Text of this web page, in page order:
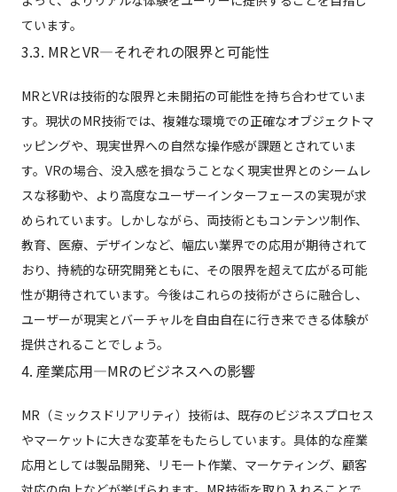
ています。
3.3. MRとVR—それぞれの限界と可能性
MRとVRは技術的な限界と未開拓の可能性を持ち合わせていま
す。現状のMR技術では、複雑な環境での正確なオブジェクトマ
ッピングや、現実世界への自然な操作感が課題とされていま
す。VRの場合、没入感を損なうことなく現実世界とのシームレ
スな移動や、より高度なユーザーインターフェースの実現が求
められています。しかしながら、両技術ともコンテンツ制作、
教育、医療、デザインなど、幅広い業界での応用が期待されて
おり、持続的な研究開発ともに、その限界を超えて広がる可能
性が期待されています。今後はこれらの技術がさらに融合し、
ユーザーが現実とバーチャルを自由自在に行き来できる体験が
提供されることでしょう。
4. 産業応用—MRのビジネスへの影響
MR（ミックスドリアリティ）技術は、既存のビジネスプロセス
やマーケットに大きな変革をもたらしています。具体的な産業
応用としては製品開発、リモート作業、マーケティング、顧客